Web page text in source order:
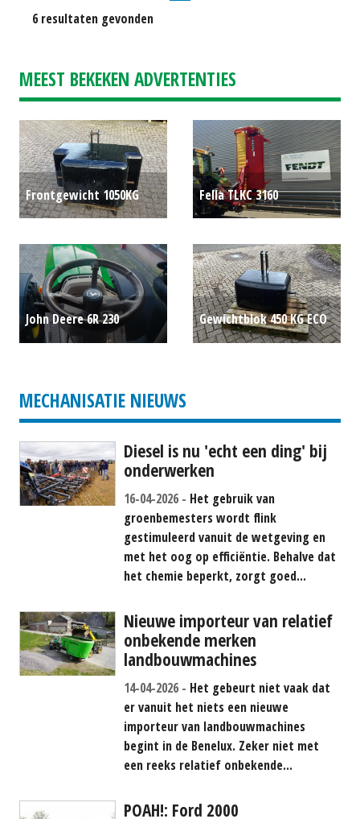
6 resultaten gevonden
MEEST BEKEKEN ADVERTENTIES
Frontgewicht 1050KG
Fella TLKC 3160
John Deere 6R 230
Gewichtblok 450 KG ECO
MECHANISATIE NIEUWS
Diesel is nu 'echt een ding' bij
onderwerken
16-04-2026
Het gebruik van
groenbemesters wordt flink
gestimuleerd vanuit de wetgeving en
met het oog op efficiëntie. Behalve dat
het chemie beperkt, zorgt goed...
Nieuwe importeur van relatief
onbekende merken
landbouwmachines
14-04-2026
Het gebeurt niet vaak dat
er vanuit het niets een nieuwe
importeur van landbouwmachines
begint in de Benelux. Zeker niet met
een reeks relatief onbekende...
POAH!: Ford 2000